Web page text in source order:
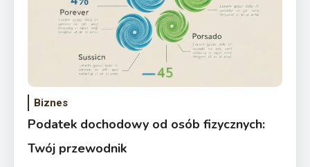
Biznes
Podatek dochodowy od osób fizycznych:
Twój przewodnik